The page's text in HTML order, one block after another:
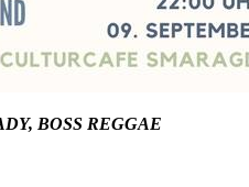
BOSS REGGAE